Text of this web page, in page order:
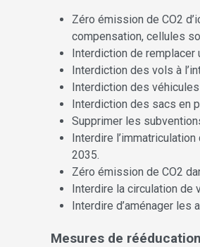
Zéro émission de CO2
compensation, cellules
Interdiction de remplacer
Interdiction des vols à
Interdiction des
Interdiction des sacs en
Supprimer les
Interdire
2035.
Zéro émission de CO2
Interdire la circulation de
Interdire d’aménager les
Mesures de rééducation